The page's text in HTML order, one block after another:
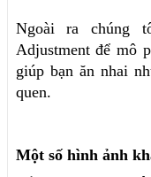
Ngoài ra chúng
Adjustment để mô
giúp bạn ăn nhai
quen.
Một số hình ảnh